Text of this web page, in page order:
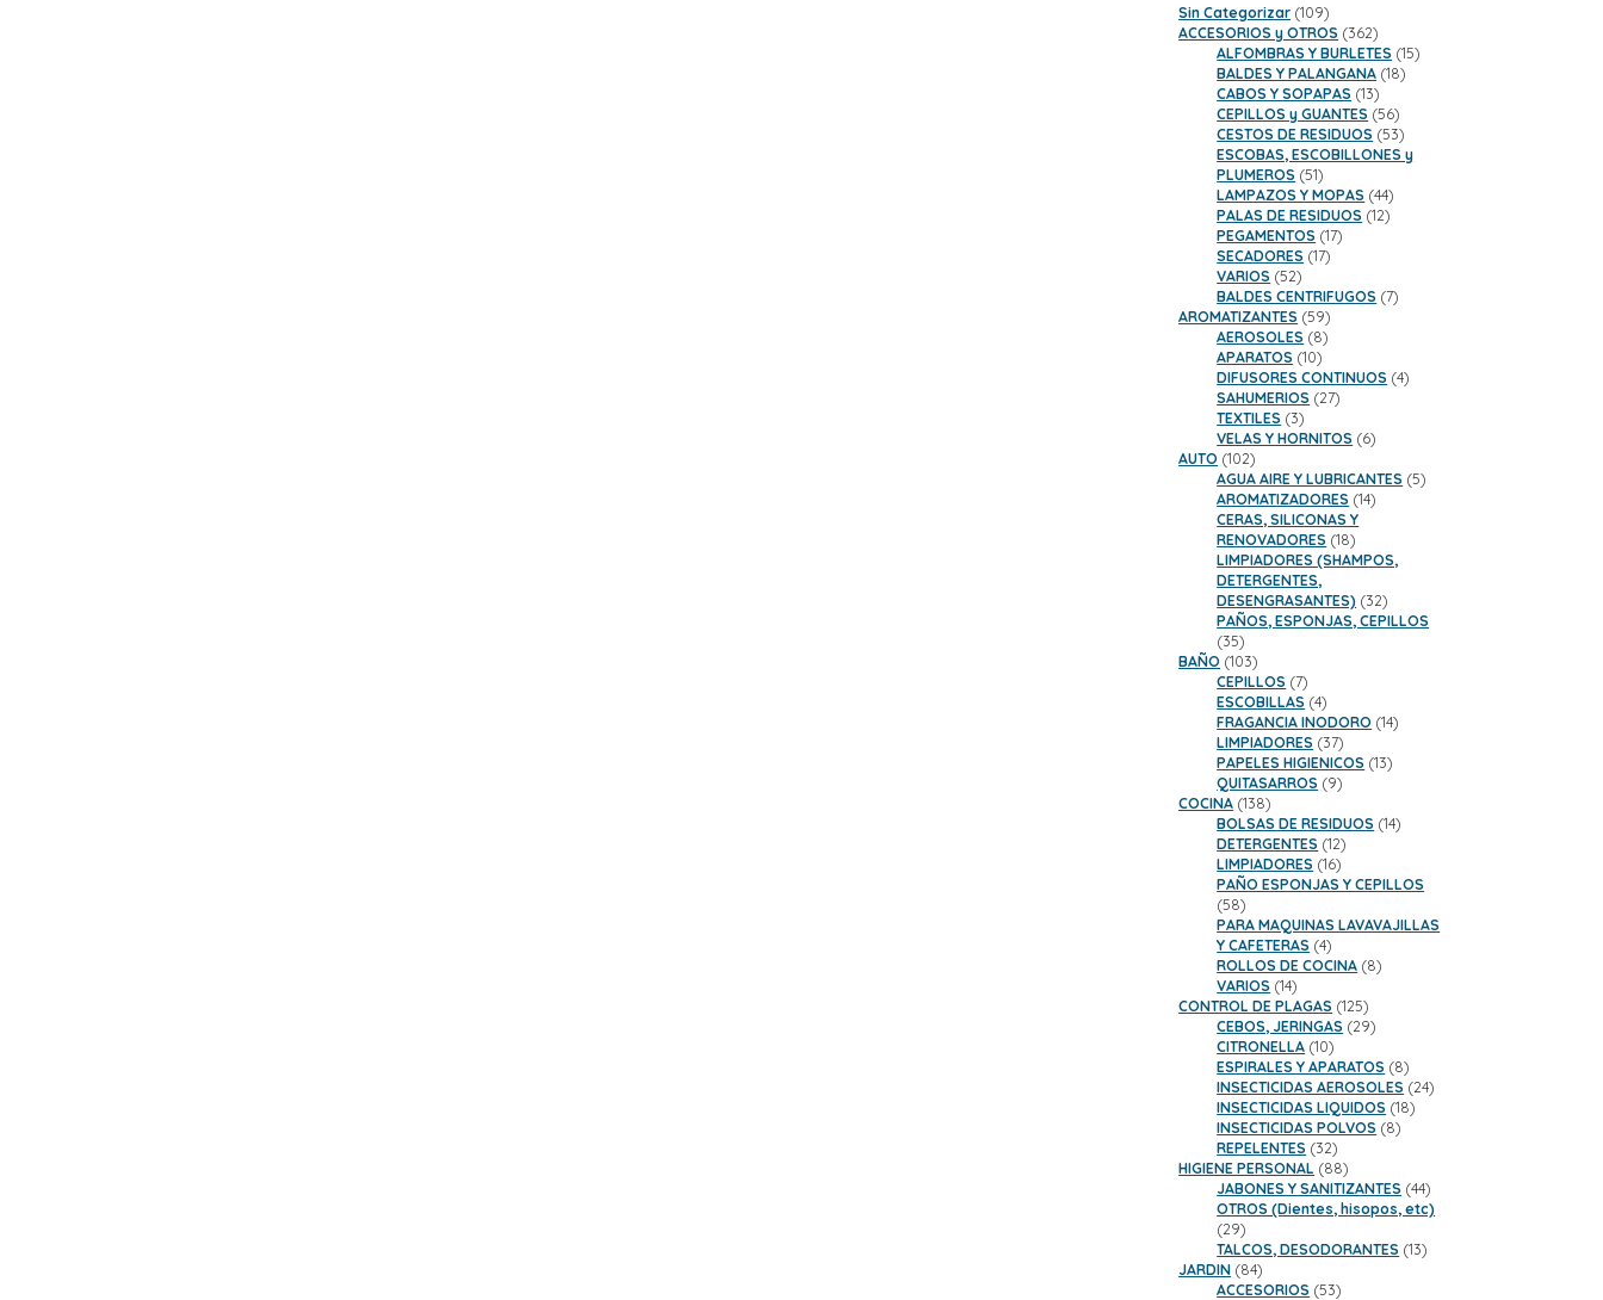
Sin Categorizar 109109
productos
ACCESORIOS y OTROS 362362
productos
ALFOMBRAS Y BURLETES 1515
BALDES Y PALANGANA 1818
CABOS Y SOPAPAS 1313
productos
CEPILLOS y GUANTES 5656
productos
CESTOS DE RESIDUOS 5353
productos
ESCOBAS, ESCOBILLONES y
PLUMEROS 5151
productos
LAMPAZOS Y MOPAS 4444
productos
PALAS DE RESIDUOS 1212
PEGAMENTOS 1717
SECADORES 1717
VARIOS 5252
productos
BALDES CENTRIFUGOS 77
AROMATIZANTES 5959
productos
AEROSOLES 88
APARATOS 1010
productos
DIFUSORES CONTINUOS 44
SAHUMERIOS 2727
TEXTILES 33
productos
VELAS Y HORNITOS 66
AUTO 102102
productos
AGUA AIRE Y LUBRICANTES 55
AROMATIZADORES 1414
CERAS, SILICONAS Y
RENOVADORES 1818
productos
LIMPIADORES (SHAMPOS,
DETERGENTES,
DESENGRASANTES) 3232
productos
PAÑOS, ESPONJAS, CEPILLOS
3535
productos
BAÑO 103103
productos
CEPILLOS 77
productos
ESCOBILLAS 44
productos
FRAGANCIA INODORO 1414
LIMPIADORES 3737
productos
PAPELES HIGIENICOS 1313
QUITASARROS 99
COCINA 138138
productos
BOLSAS DE RESIDUOS 1414
DETERGENTES 1212
productos
LIMPIADORES 1616
productos
PAÑO ESPONJAS Y CEPILLOS
5858
productos
PARA MAQUINAS LAVAVAJILLAS
Y CAFETERAS 44
productos
ROLLOS DE COCINA 88
VARIOS 1414
productos
CONTROL DE PLAGAS 125125
productos
CEBOS, JERINGAS 2929
CITRONELLA 1010
productos
ESPIRALES Y APARATOS 88
productos
INSECTICIDAS AEROSOLES 2424
INSECTICIDAS LIQUIDOS 1818
INSECTICIDAS POLVOS 88
REPELENTES 3232
productos
HIGIENE PERSONAL 8888
productos
JABONES Y SANITIZANTES 4444
productos
OTROS (Dientes, hisopos, etc)
2929
productos
TALCOS, DESODORANTES 1313
JARDIN 8484
productos
ACCESORIOS 5353